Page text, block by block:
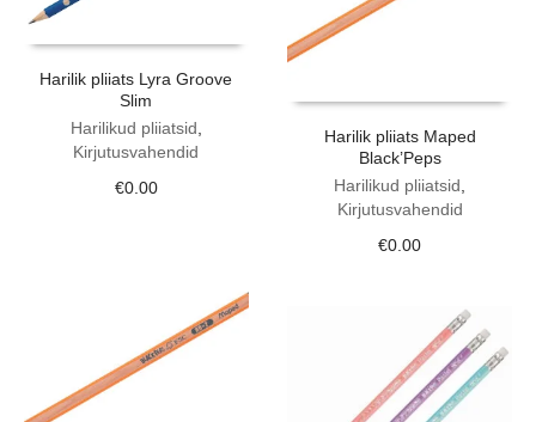
Harilik pliiats Lyra Groove
Slim
Harilikud pliiatsid,
Kirjutusvahendid
€0.00
Harilik pliiats Maped
Black’Peps
Harilikud pliiatsid
Kirjutusvahendid
€0.00